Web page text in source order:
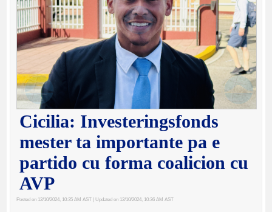
Cicilia: Investeringsfonds
mester ta importante pa e
partido cu forma coalicion cu
AVP
Posted on 12/10/2024, 10:35 AM AST | Updated on 12/10/2024, 10:36 AM AST